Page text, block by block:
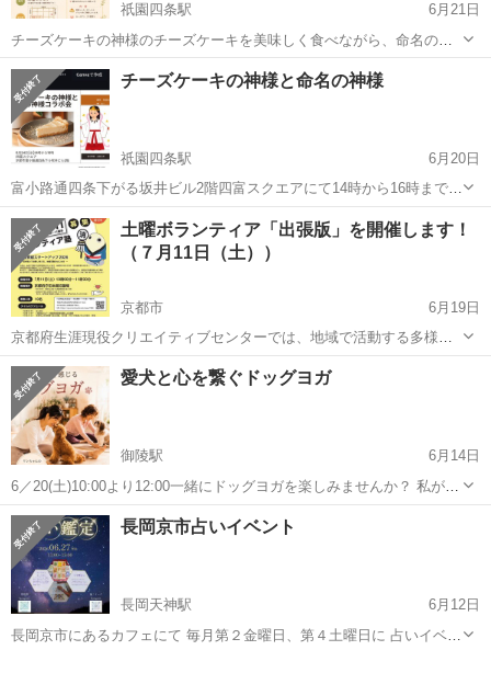
祇園四条駅
6月21日
チーズケーキの神様のチーズケーキを美味しく食べながら、命名の神
様プチ姓名判断をさせて頂きます。 楽しくワイワイ過ごしませんか？
会費は、な、なんと1500円❣️ 美味しいチーズケーキ食べて飲みもの付
き❣️
京都 京都市 祇園四条駅 ワークショップ 神様
チーズケーキの神様と命名の神様
祇園四条駅
6月20日
富小路通四条下がる坂井ビル2階四富スクエアにて14時から16時まで。
榊さんと明佳利コラボにて美味しいチーズケーキを食べながらご自身
の名前の画数から和の神様の行動、心の見守りのメッセージがいただ
けるイベント。 スイーツが好きな...
京都 京都市 祇園四条駅 ワークショップ 神様
土曜ボランティア「出張版」を開催します！
（７月11日（土））
京都市
6月19日
京都府生涯現役クリエイティブセンターでは、地域で活動する多様な
ボランティアの機会をご紹介し、ご自身の経験や関心を活かせる活動
への参加を後押しする「地域貢献ネットワーク事業」を展開していま
す。 7月の土曜ボランティア塾は...
京都 京都市 ワークショップ 会場
愛犬と心を繋ぐドッグヨガ
御陵駅
6月14日
6／20(土)10:00より12:00一緒にドッグヨガを楽しみませんか？ 私が以
前に参加した時の感動をたくさんの方に知っていただきたいと思い、
日本ドッグヨーガ普及協会の認定講師、犬井ぬーこ先生に来ていただ
くことになりました...
京都 京都市 御陵駅 ワークショップ
長岡京市占いイベント
長岡天神駅
6月12日
長岡京市にあるカフェにて 毎月第２金曜日、第４土曜日に 占いイベン